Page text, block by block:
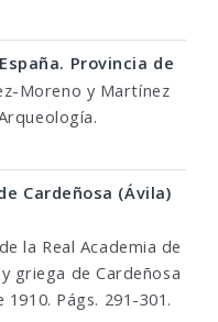
Provincia de
Moreno y Martínez
Cardeñosa (Ávila)
la Real Academia de
griega de Cardeñosa
Págs. 291-301.